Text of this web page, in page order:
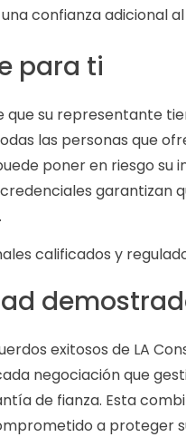
confianza adicional
para ti
que su representante
las personas que
poner en riesgo su
calificados y
exitosos de LA
negociación que
de fianza. Esta
a proteger